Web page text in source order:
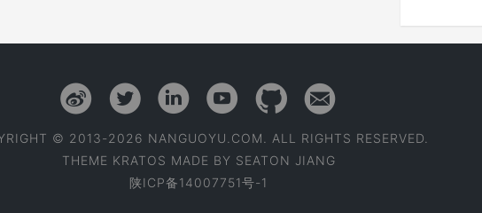
© 2013-2026 NANGUOYU.COM. ALL RIGHTS RESERVED.
THEME KRATOS MADE BY SEATON JIANG
陕ICP备14007751号-1